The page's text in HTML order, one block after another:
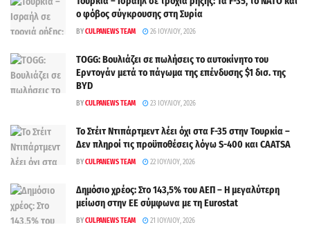
ο φόβος σύγκρουσης στη Συρία
BYCULPANEWS TEAM 26 ΙΟΥΛΊΟΥ, 2026
TOGG: Βουλιάζει σε πωλήσεις το αυτοκίνητο του
Ερντογάν μετά το πάγωμα της επένδυσης $1 δισ. της
BYD
BYCULPANEWS TEAM 23 ΙΟΥΛΊΟΥ, 2026
Το Στέιτ Ντιπάρτμεντ λέει όχι στα F-35 στην Τουρκία –
Δεν πληροί τις προϋποθέσεις λόγω S-400 και CAATSA
BYCULPANEWS TEAM 22 ΙΟΥΛΊΟΥ, 2026
Δημόσιο χρέος: Στο 143,5% του ΑΕΠ – Η μεγαλύτερη
μείωση στην ΕΕ σύμφωνα με τη Eurostat
BYCULPANEWS TEAM 21 ΙΟΥΛΊΟΥ, 2026